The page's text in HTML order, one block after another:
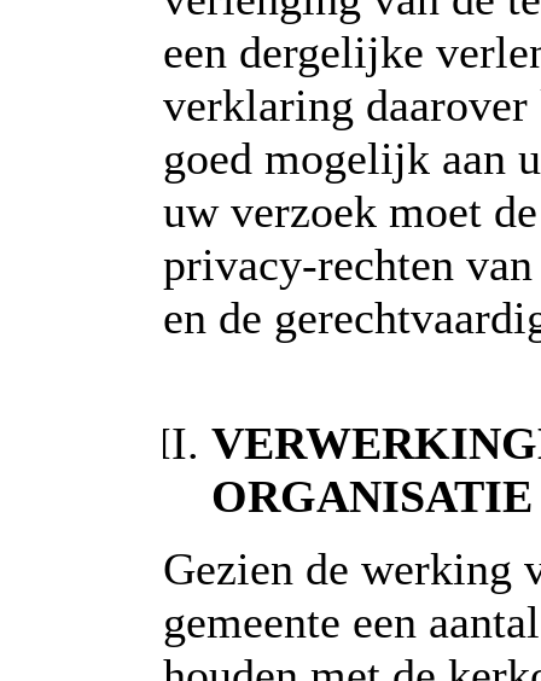
een dergelijke
verklaring
goed mogelijk aan
uw verzoek moet
privacy-rechten
en de
Gezien de werking
gemeente een